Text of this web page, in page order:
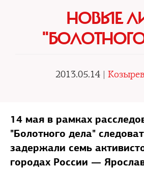
НОВЫЕ
2013.05.14 |
14 мая в рамках
"Болотного дела"
задержали семь
городах России —